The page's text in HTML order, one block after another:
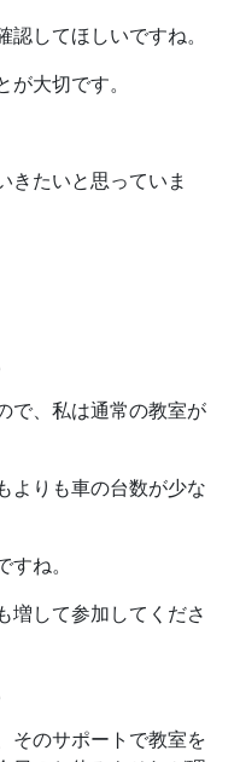
してほしいですね。
大切です。
きたいと思っていま
で、私は通常の教室が
よりも車の台数が少な
ね。
増して参加してくださ
そのサポートで教室を